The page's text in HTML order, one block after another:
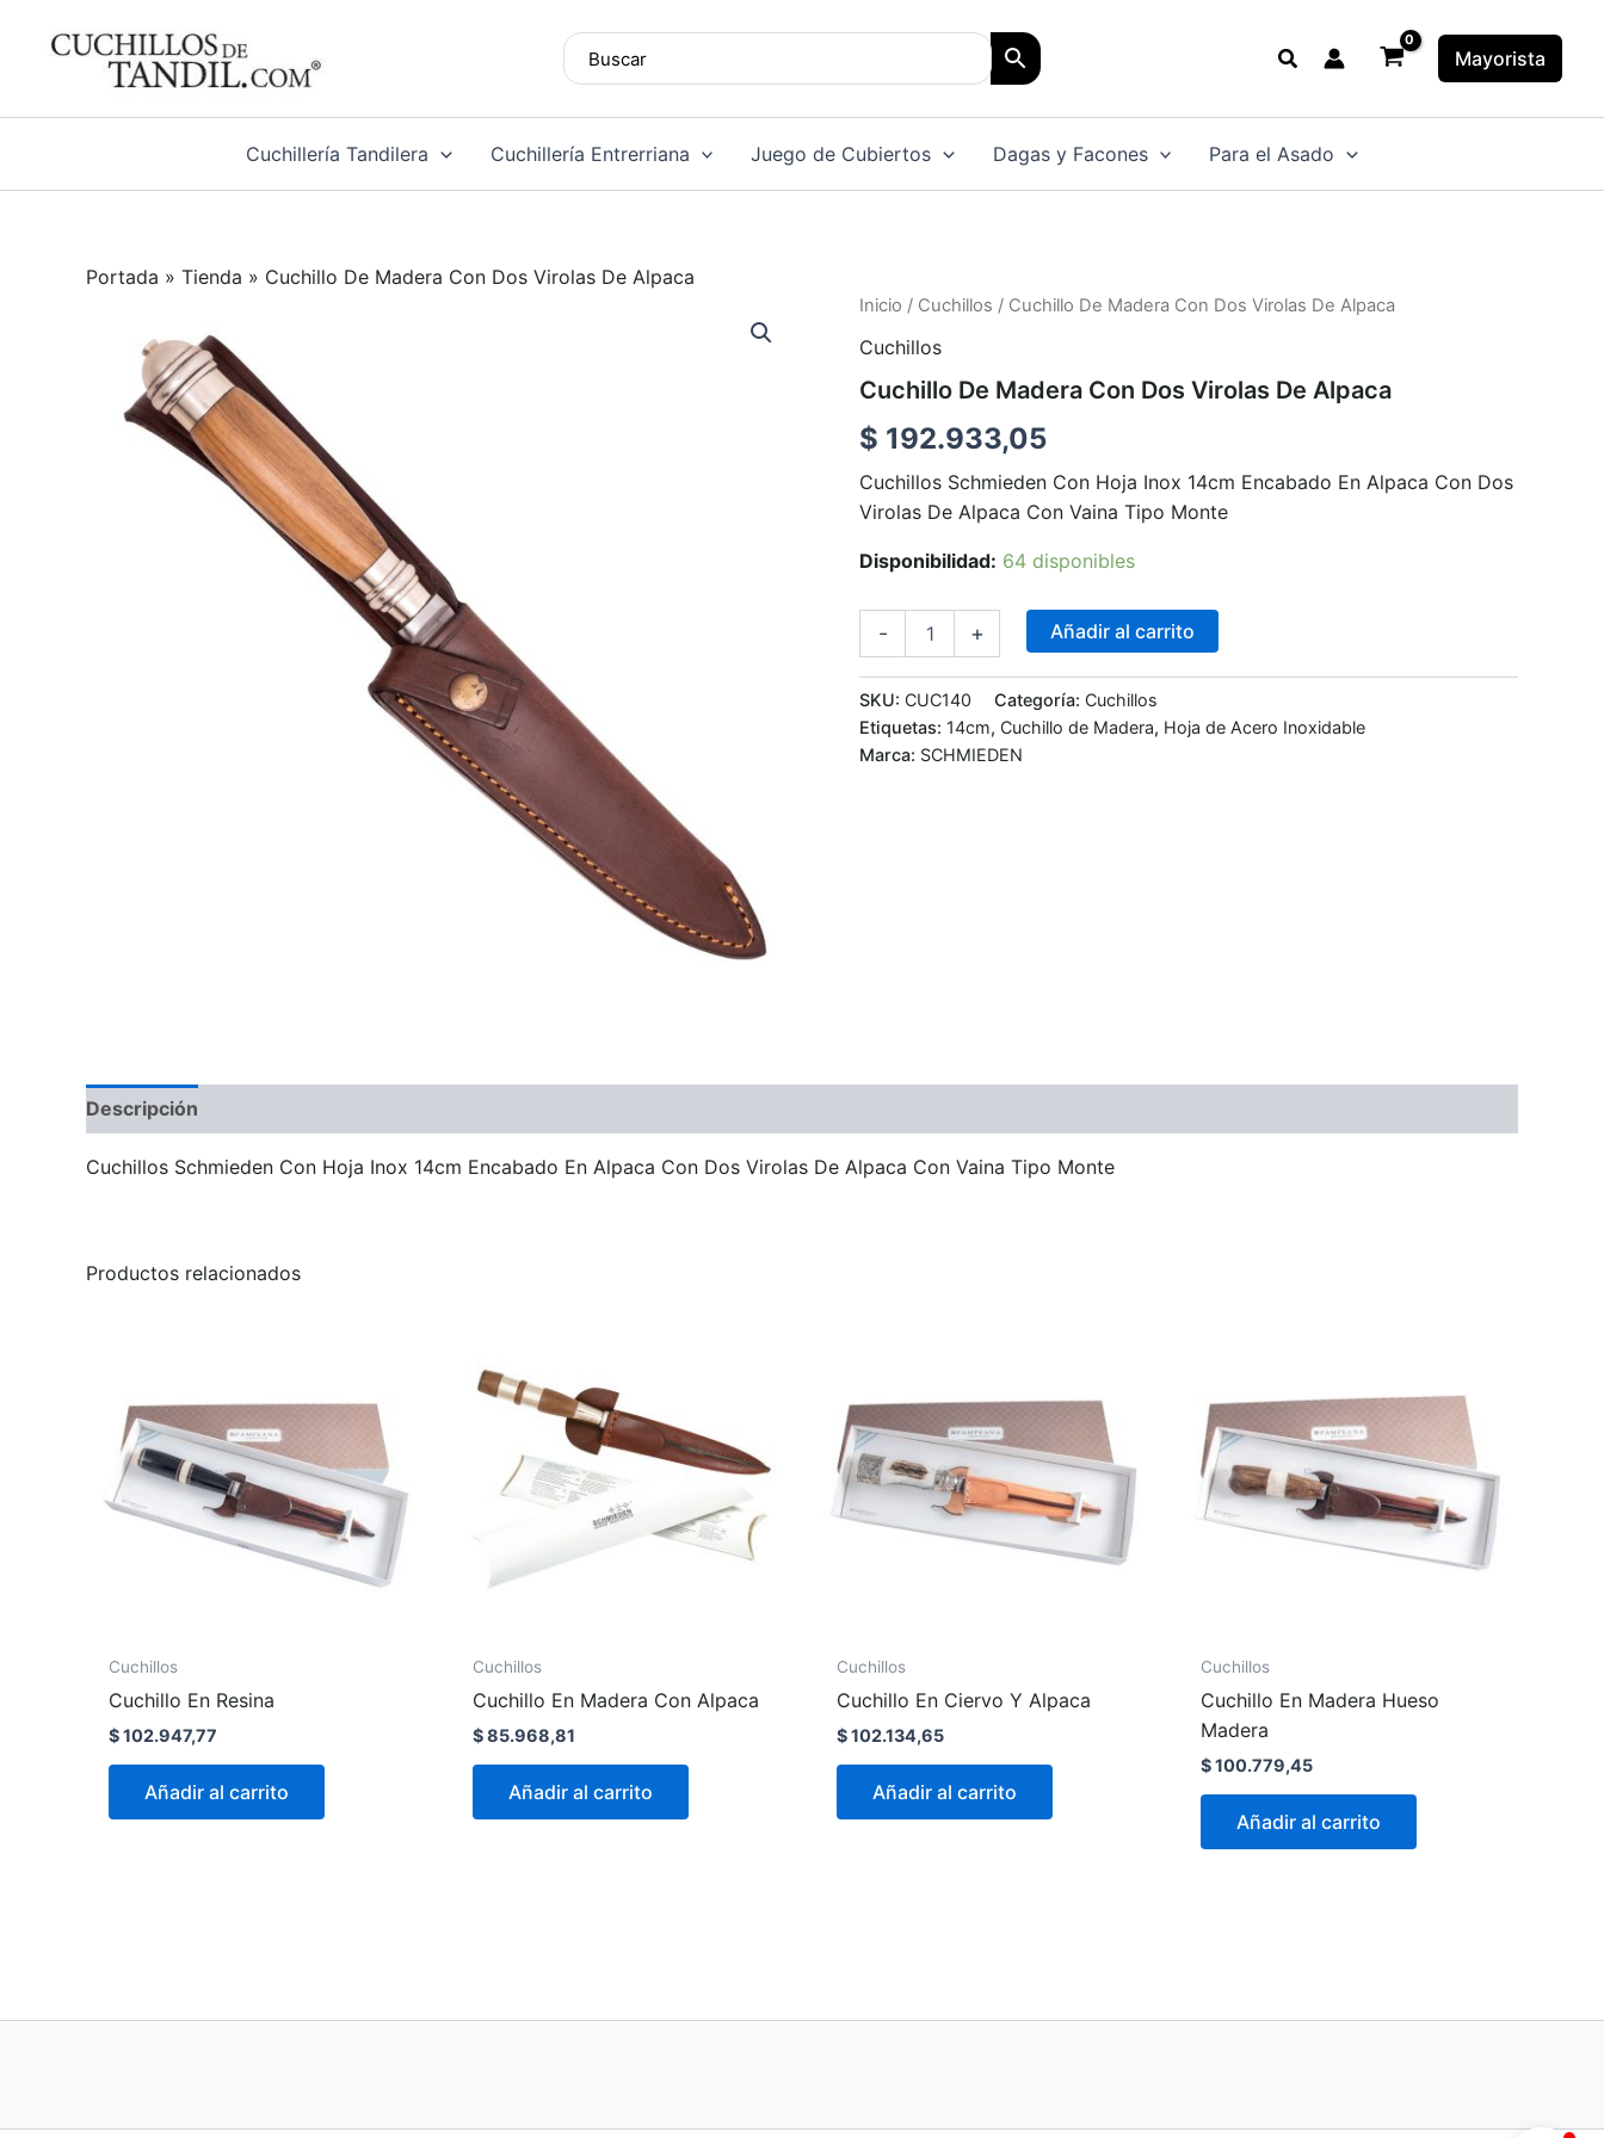
Buscar Mayorista
Cuchillería Tandilera Cuchillería Entrerriana Juego de Cubiertos Dagas y Facones Para el Asado
Portada » Tienda » Cuchillo De Madera Con Dos Virolas De Alpaca
Inicio / Cuchillos / Cuchillo De Madera Con Dos Virolas De Alpaca
Cuchillos
Cuchillo De Madera Con Dos Virolas De Alpaca
$ 192.933,05
Cuchillos Schmieden Con Hoja Inox 14cm Encabado En Alpaca Con Dos
Virolas De Alpaca Con Vaina Tipo Monte
Disponibilidad: 64 disponibles
-
Cuchillo
Madera
Dos
Virolas
De
cantidad
+ Añadir al carrito
SKU: CUC140 Categoría: Cuchillos
Etiquetas: 14cm, Cuchillo de Madera, Hoja de Acero Inoxidable
Marca: SCHMIEDEN
Descripción
Cuchillos Schmieden Con Hoja Inox 14cm Encabado En Alpaca Con Dos Virolas De Alpaca Con Vaina Tipo Monte
Productos relacionados
Cuchillos
Cuchillo En Resina
$102.947,77
Añadir al carrito
Cuchillos
Cuchillo En Madera Con Alpaca
$85.968,81
Añadir al carrito
Cuchillos
Cuchillo En Ciervo Y Alpaca
$102.134,65
Añadir al carrito
Cuchillos
Cuchillo En Madera Hueso
Madera
$100.779,45
Añadir al carrito